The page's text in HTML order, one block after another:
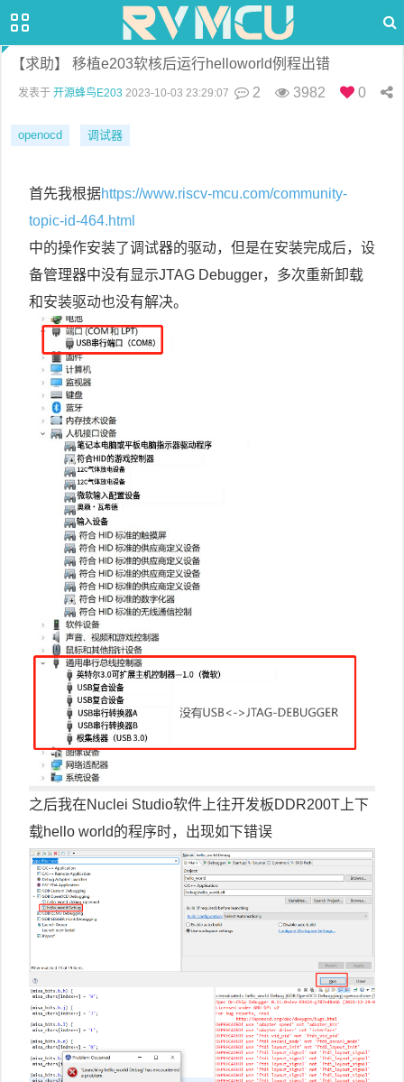
【求助】 移植e203软核后运行helloworld例程出错
发表于 开源蜂鸟E203 2023-10-03 23:29:07 2 3982 0
openocd 调试器
首先我根据https://www.riscv-mcu.com/community-
topic-id-464.html
中的操作安装了调试器的驱动，但是在安装完成后，设
备管理器中没有显示JTAG Debugger，多次重新卸载
和安装驱动也没有解决。
之后我在Nuclei Studio软件上往开发板DDR200T上下
载hello world的程序时，出现如下错误